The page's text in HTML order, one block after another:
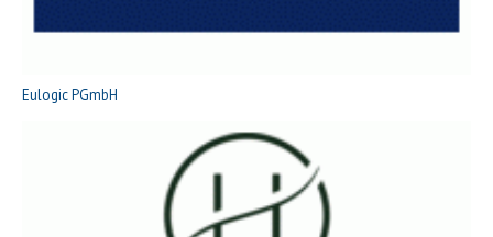
Eulogic PGmbH